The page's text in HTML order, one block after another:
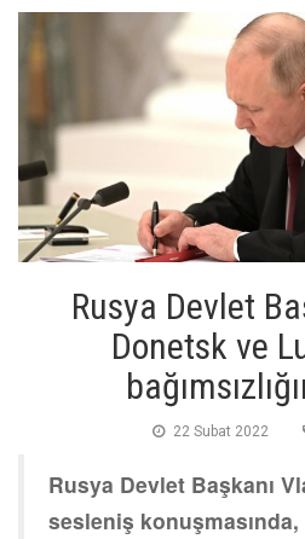
Rusya Devlet
Donetsk ve
22 Subat 2022
Rusya Devlet Başkanı
sesleniş konuşmasında,